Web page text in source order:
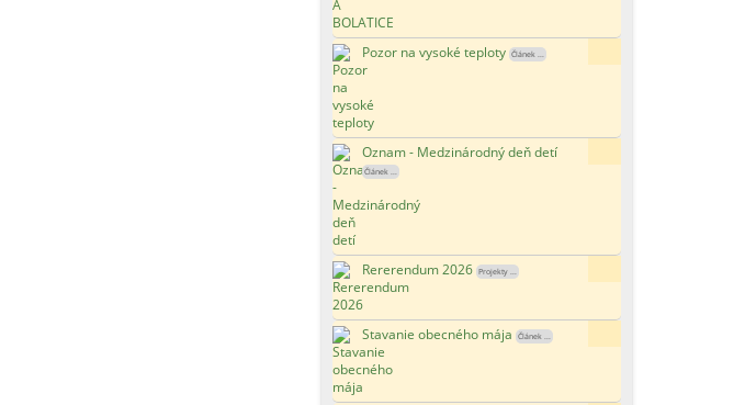
Pozor na vysoké teploty Článek ...
Oznam - Medzinárodný deň detí
Článek ...
Rererendum 2026 Projekty ...
Stavanie obecného mája Článek ...